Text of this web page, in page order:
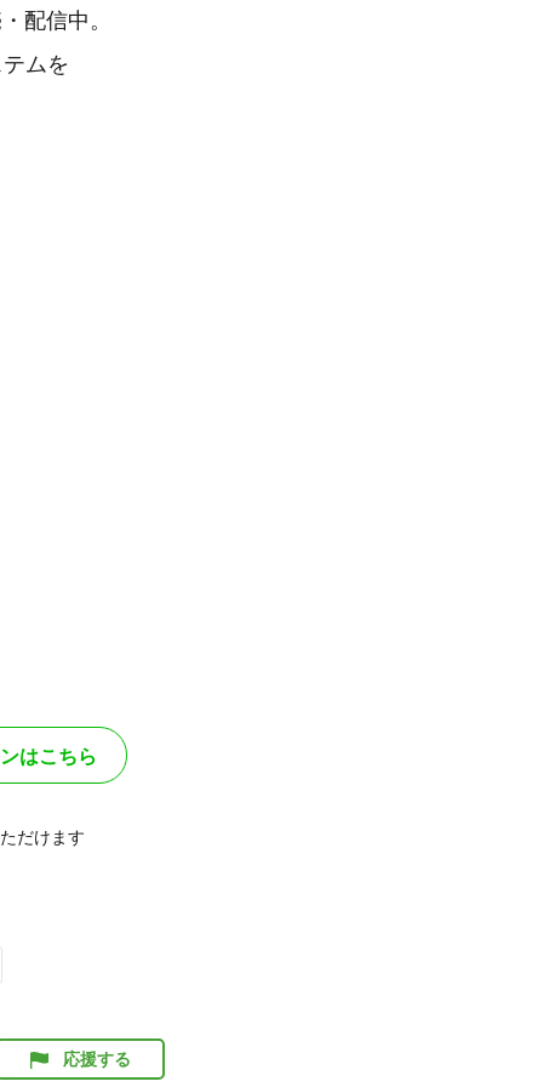
配信中。
ムを
はこちら
だけます
応援する